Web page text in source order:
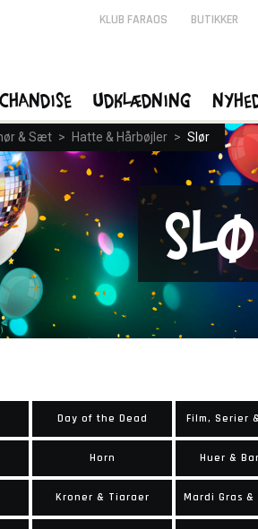
& Sæt > Hatte & Hårbøjler > Slør
Day of the Dead Film, Serier
Horn Huer &
Kroner & Tiaraer Mardi Gras &
KLUB FARAOS BUTIKKER
Udklædning